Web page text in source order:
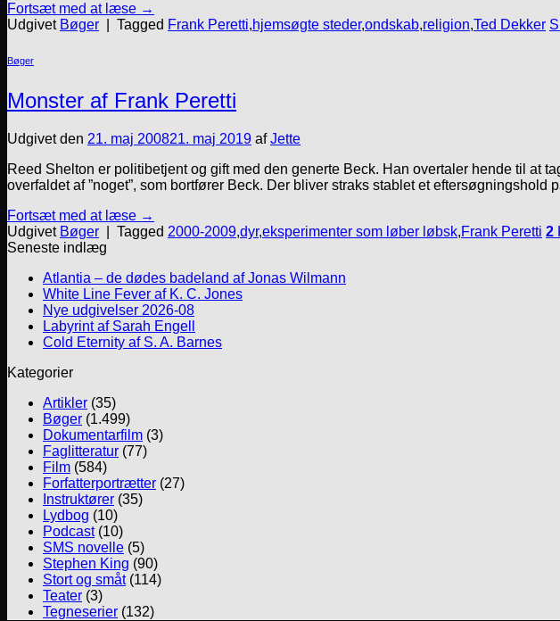
Fortsæt med at læse →
Udgivet Bøger Tagged Frank Peretti,hjemsøgte steder,ondskab,religion,Ted Dekker
Bøger
Monster af Frank Peretti
Udgivet den 21. maj 200821. maj 2019 afJette
Reed Shelton er politibetjent og gift med den generte Beck. Han overtaler hende til at
overfaldet af ”noget”, som bortfører Beck. Der bliver straks stablet et
Fortsæt med at læse →
Udgivet Bøger Tagged 2000-2009,dyr,eksperimenter som løber løbsk,Frank Peretti 2
Seneste indlæg
Atlantia – de dødes badeland af Jonas Wilmann
White Line Fever af K. C. Jones
Nye udgivelser 2026-08
Labyrint af Sarah Engell
Cold Eternity af S. A. Barnes
Kategorier
Artikler (35)
Bøger (1.499)
Dokumentarfilm (3)
Faglitteratur (77)
Film (584)
Forfatterportrætter (27)
Instruktører (35)
Lydbog (10)
Podcast(10)
SMS novelle (5)
Stephen King (90)
Stort og småt(114)
Teater (3)
Tegneserier (132)